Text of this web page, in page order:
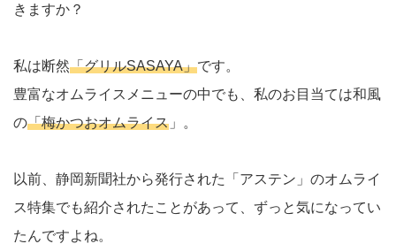
きますか？
私は断然「グリルSASAYA」です。
豊富なオムライスメニューの中でも、私のお目当ては和風
の「梅かつおオムライス 」。
以前、静岡新聞社から発行された「アステン」のオムライ
ス特集でも紹介されたことがあって、ずっと気になってい
たんですよね。